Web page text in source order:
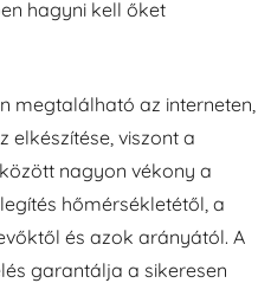
hagyni kell őket
megtalálható az interneten,
elkészítése, viszont a
nagyon vékony a
hőmérsékletétől, a
és azok arányától. A
garantálja a sikeresen